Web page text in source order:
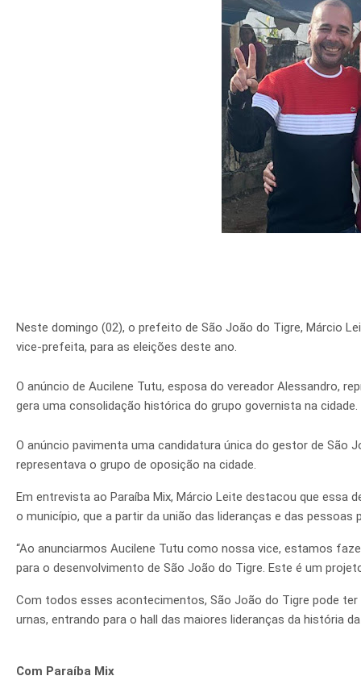
Neste domingo (02), o prefeito de São João do Tigre, Márcio
vice-prefeita, para as eleições deste ano.
O anúncio de Aucilene Tutu, esposa do vereador Alessandro,
gera uma consolidação histórica do grupo governista na cidade.
O anúncio pavimenta uma candidatura única do gestor de São
representava o grupo de oposição na cidade.
Em entrevista ao Paraíba Mix, Márcio Leite destacou que essa
o município, que a partir da união das lideranças e das pessoas
“Ao anunciarmos Aucilene Tutu como nossa vice, estamos
para o desenvolvimento de São João do Tigre. Este é um
Com todos esses acontecimentos, São João do Tigre pode
urnas, entrando para o hall das maiores lideranças da história
Com Paraíba Mix